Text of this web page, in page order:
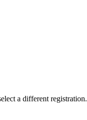
a different registration.